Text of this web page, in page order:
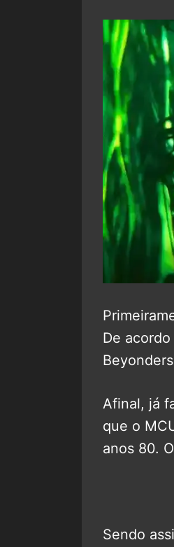
De
Afinal, já
que o
anos 80.
Sendo